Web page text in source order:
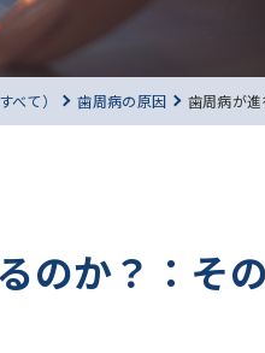
べて） 歯周病の原因 歯周病が
のか？：そ